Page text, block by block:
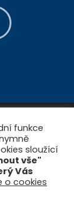
funkce
sloužící
vše"
Vás
o cookies